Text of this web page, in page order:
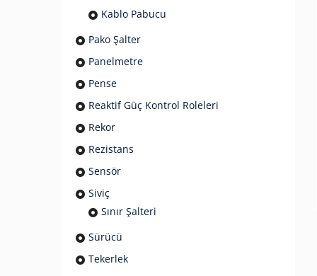
Kablo Pabucu
Pako Şalter
Panelmetre
Pense
Reaktif Güç Kontrol Roleleri
Rekor
Rezistans
Sensör
Siviç
Sınır Şalteri
Sürücü
Tekerlek